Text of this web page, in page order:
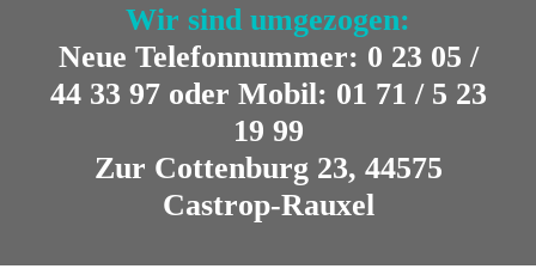
Wir sind umgezogen:
Neue Telefonnummer: 0 23 05 /
44 33 97 oder Mobil: 01 71 / 5 23
19 99
Zur Cottenburg 23, 44575
Castrop-Rauxel